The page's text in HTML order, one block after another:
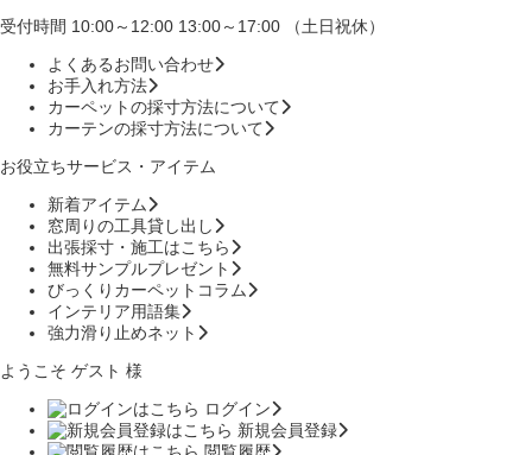
受付時間 10:00～12:00 13:00～17:00 （土日祝休）
よくあるお問い合わせ
お手入れ方法
カーペットの採寸方法について
カーテンの採寸方法について
お役立ちサービス・アイテム
新着アイテム
窓周りの工具貸し出し
出張採寸・施工はこちら
無料サンプルプレゼント
びっくりカーペットコラム
インテリア用語集
強力滑り止めネット
ようこそ ゲスト 様
ログイン
新規会員登録